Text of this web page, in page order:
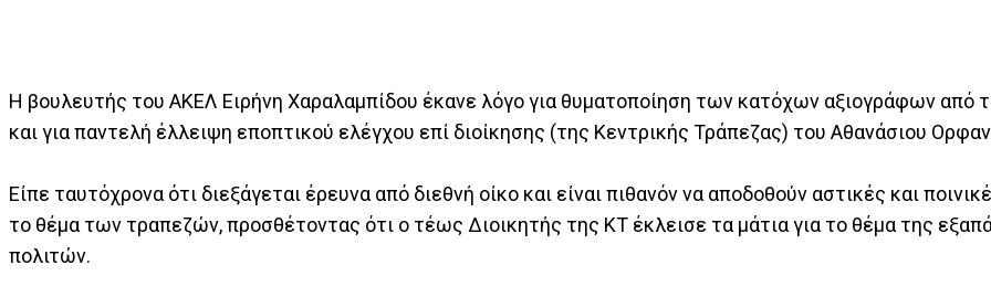
Η βουλευτής του ΑΚΕΛ Ειρήνη Χαραλαμπίδου έκανε λόγο για θυματοποίηση των κατόχων αξιογράφων από
και για παντελή έλλειψη εποπτικού ελέγχου επί διοίκησης (της Κεντρικής Τράπεζας) του Αθανάσιου
Είπε ταυτόχρονα ότι διεξάγεται έρευνα από διεθνή οίκο και είναι πιθανόν να αποδοθούν αστικές και
το θέμα των τραπεζών, προσθέτοντας ότι ο τέως Διοικητής της ΚΤ έκλεισε τα μάτια για το θέμα της
πολιτών.